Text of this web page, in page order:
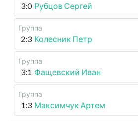
3:0 Рубцов Сергей
Группа
2:3 Колесник Петр
Группа
3:1 Фащевский Иван
Группа
1:3 Максимчук Артем